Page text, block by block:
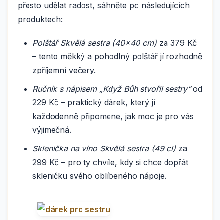
přesto udělat radost, sáhněte po následujících
produktech:
Polštář Skvělá sestra (40×40 cm) za 379 Kč
– tento měkký a pohodlný polštář jí rozhodně
zpříjemní večery.
Ručník s nápisem „Když Bůh stvořil sestry“od
229 Kč – praktický dárek, který jí
každodenně připomene, jak moc je pro vás
výjimečná.
Sklenička na víno Skvělá sestra (49 cl) za
299 Kč – pro ty chvíle, kdy si chce dopřát
skleničku svého oblíbeného nápoje.